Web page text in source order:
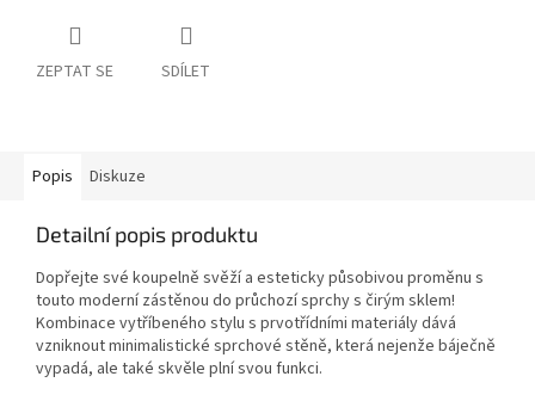
ZEPTAT SE SDÍLET
Popis Diskuze
Detailní popis produktu
Dopřejte své koupelně svěží a esteticky působivou proměnu s
touto moderní zástěnou do průchozí sprchy s čirým sklem!
Kombinace vytříbeného stylu s prvotřídními materiály dává
vzniknout minimalistické sprchové stěně, která nejenže báječně
vypadá, ale také skvěle plní svou funkci.